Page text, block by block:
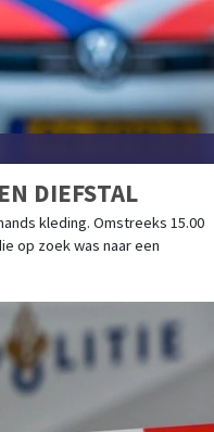
DIEFSTAL
kleding. Omstreeks 15.00
op zoek was naar een